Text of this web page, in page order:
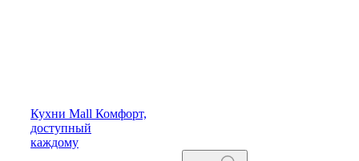
Кухни Mall Комфорт,
доступный
каждому